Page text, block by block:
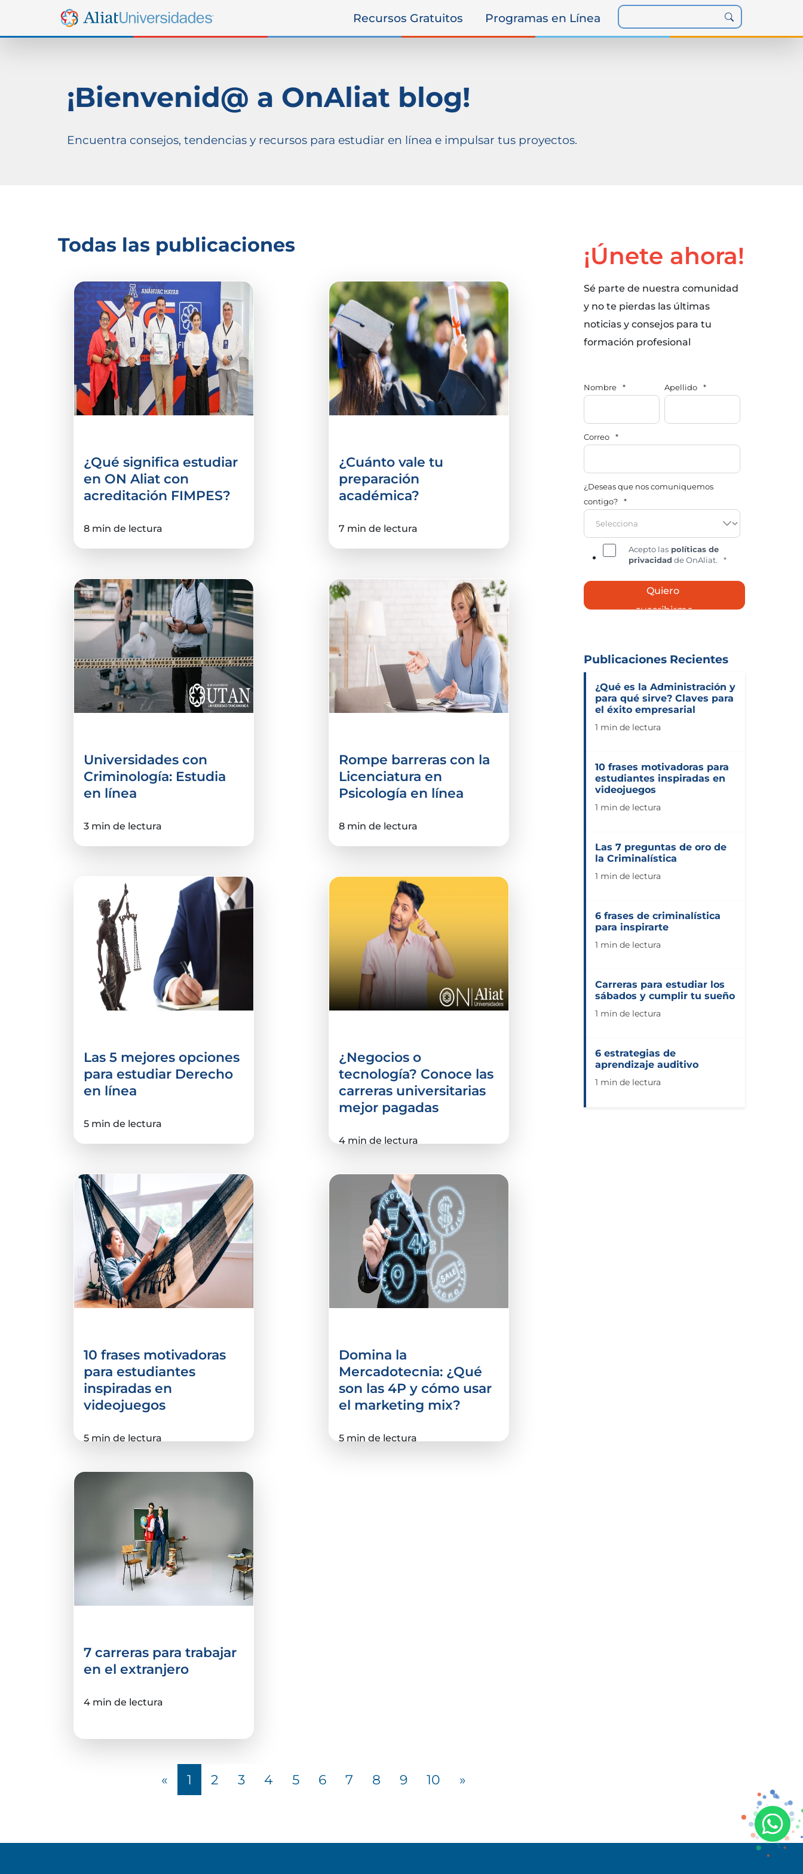
Recursos Gratuitos Programas en Línea
¡Bienvenid@ a OnAliat blog!
Encuentra consejos, tendencias y recursos para estudiar en línea e impulsar tus proyectos.
Todas las publicaciones
¿Qué significa estudiar
en ON Aliat con
acreditación FIMPES?
8 min de lectura
¿Cuánto vale tu
preparación
académica?
7 min de lectura
Universidades con
Criminología: Estudia
en línea
3 min de lectura
Rompe barreras con la
Licenciatura en
Psicología en línea
8 min de lectura
Las 5 mejores opciones
para estudiar Derecho
en línea
5 min de lectura
¿Negocios o
tecnología? Conoce las
carreras universitarias
mejor pagadas
4 min de lectura
10 frases motivadoras
para estudiantes
inspiradas en
videojuegos
5 min de lectura
Domina la
Mercadotecnia: ¿Qué
son las 4P y cómo usar
el marketing mix?
5 min de lectura
7 carreras para trabajar
en el extranjero
4 min de lectura
« 1 2 3 4 5 6 7 8 9 10 »
¡Únete ahora!
Sé parte de nuestra comunidad
y no te pierdas las últimas
noticias y consejos para tu
formación profesional
Nombre * Apellido *
Correo *
¿Deseas que nos comuniquemos
contigo?
*
Acepto las políticas de
privacidad de OnAliat. *
Publicaciones Recientes
¿Qué es la Administración y
para qué sirve? Claves para
el éxito empresarial
1 min de lectura
10 frases motivadoras para
estudiantes inspiradas en
videojuegos
1 min de lectura
Las 7 preguntas de oro de
la Criminalística
1 min de lectura
6 frases de criminalística
para inspirarte
1 min de lectura
Carreras para estudiar los
sábados y cumplir tu sueño
1 min de lectura
6 estrategias de
aprendizaje auditivo
1 min de lectura